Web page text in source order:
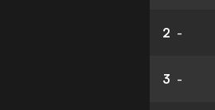
2 -
3 -